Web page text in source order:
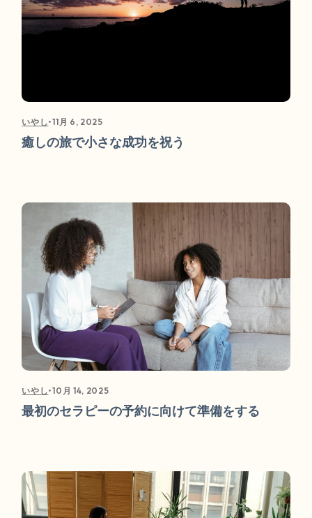
いやし•11月 6, 2025
癒しの旅で小さな成功を祝う
いやし•10月 14, 2025
最初のセラピーの予約に向けて準備をする